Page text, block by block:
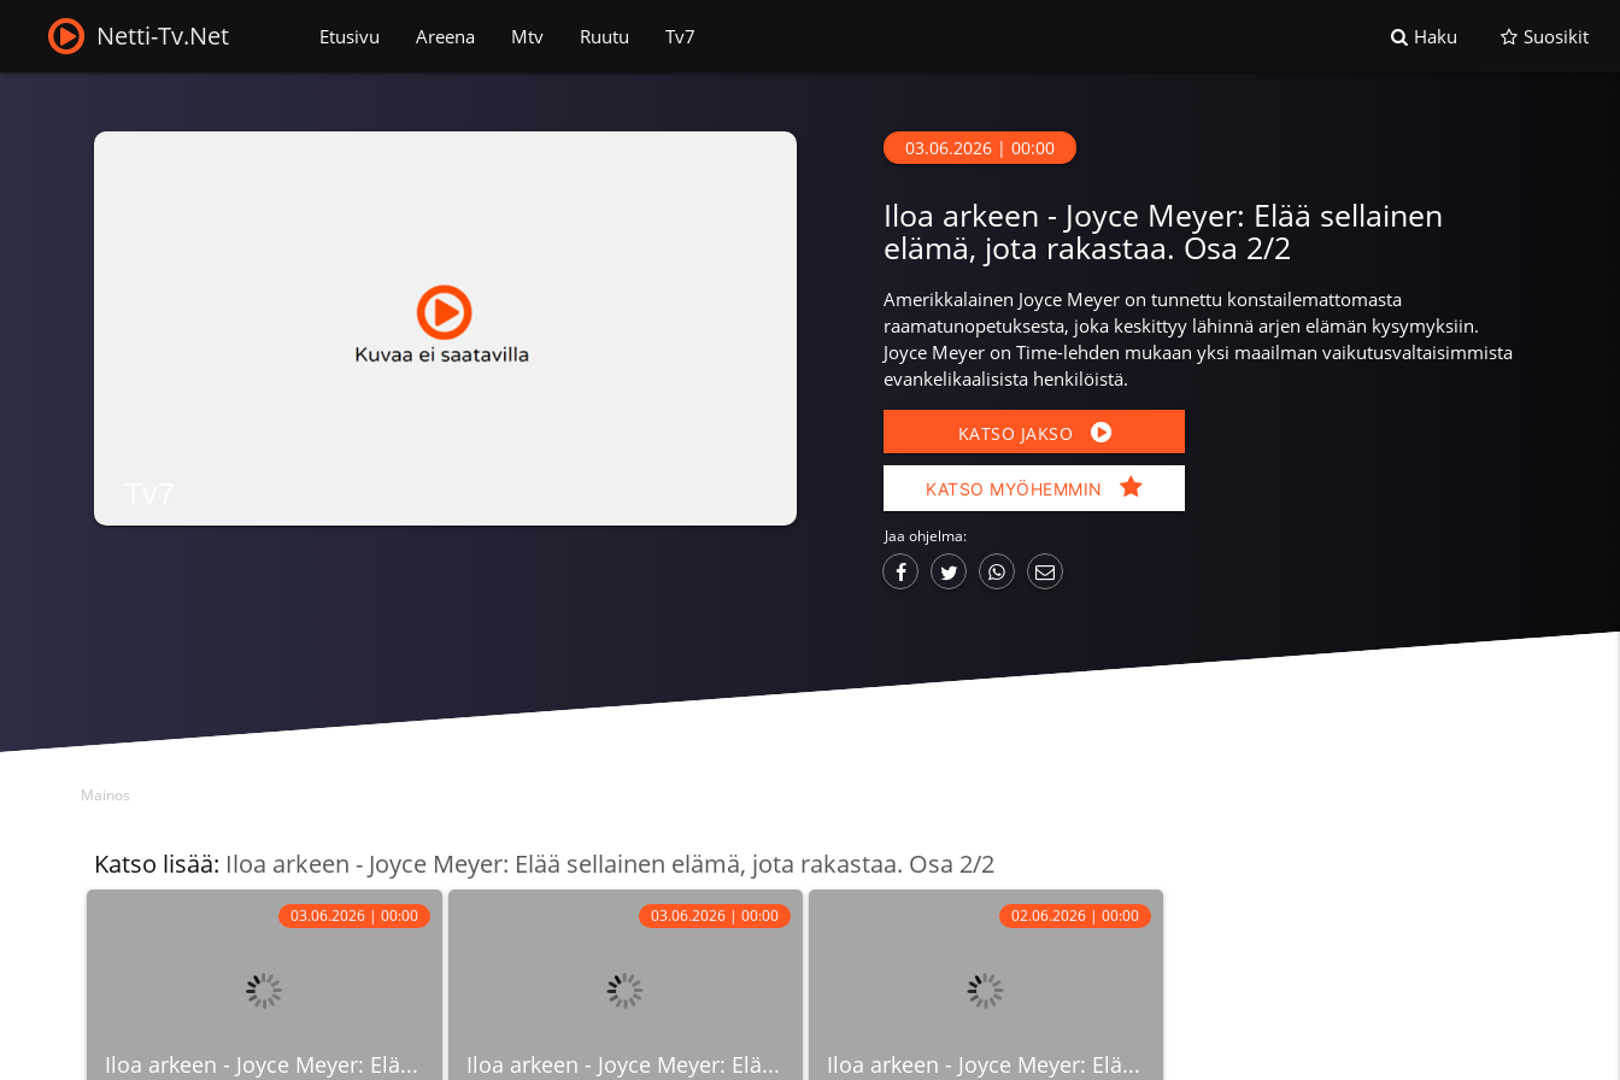
Netti-Tv.Net Etusivu Areena Mtv Ruutu Tv7 Haku Suosikit
03.06.2026 | 00:00
Iloa arkeen - Joyce Meyer: Elää sellainen
elämä, jota rakastaa. Osa 2/2
Amerikkalainen Joyce Meyer on tunnettu konstailemattomasta
raamatunopetuksesta, joka keskittyy lähinnä arjen elämän kysymyksiin.
Joyce Meyer on Time-lehden mukaan yksi maailman vaikutusvaltaisimmista
evankelikaalisista henkilöistä.
KATSO JAKSO
KATSO MYÖHEMMIN
Jaa ohjelma:
Mainos
Katso lisää: Iloa arkeen - Joyce Meyer: Elää sellainen elämä, jota rakastaa. Osa 2/2
Iloa arkeen - Joyce Meyer: Elä...
03.06.2026 | 00:00
Iloa arkeen - Joyce Meyer: Elä...
03.06.2026 | 00:00
Iloa arkeen - Joyce Meyer: Elä...
02.06.2026 | 00:00